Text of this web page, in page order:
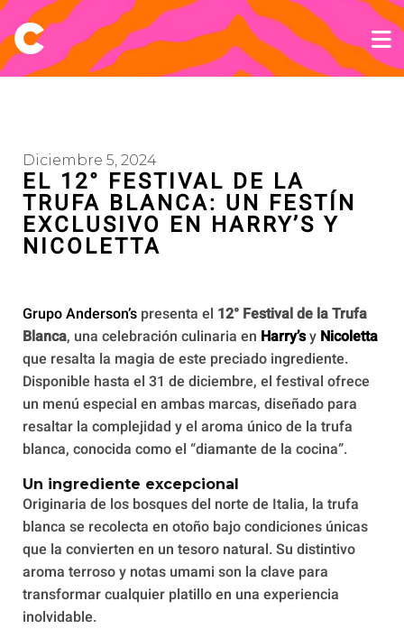
Diciembre 5, 2024
EL 12° FESTIVAL DE LA
TRUFA BLANCA: UN FESTÍN
EXCLUSIVO EN HARRY’S Y
NICOLETTA
Grupo Anderson’s presenta el 12° Festival de la Trufa
Blanca, una celebración culinaria en Harry’sy Nicoletta
que resalta la magia de este preciado ingrediente.
Disponible hasta el 31 de diciembre, el festival ofrece
un menú especial en ambas marcas, diseñado para
resaltar la complejidad y el aroma único de la trufa
blanca, conocida como el “diamante de la cocina”.
Un ingrediente excepcional
Originaria de los bosques del norte de Italia, la trufa
blanca se recolecta en otoño bajo condiciones únicas
que la convierten en un tesoro natural. Su distintivo
aroma terroso y notas umami son la clave para
transformar cualquier platillo en una experiencia
inolvidable.